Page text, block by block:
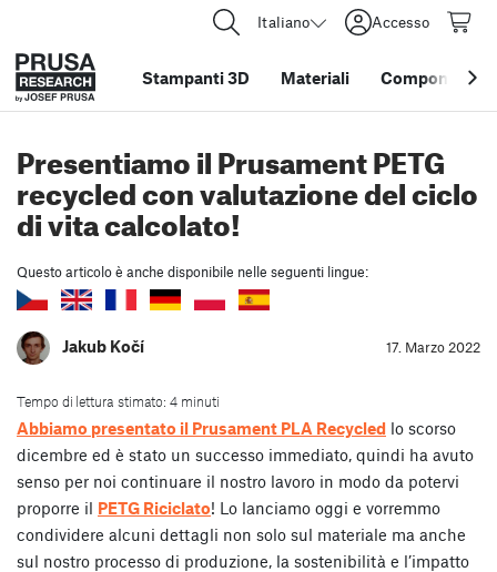
Italiano Accesso
Stampanti 3D Materiali Componenti e
Presentiamo il Prusament PETG
recycled con valutazione del ciclo
di vita calcolato!
Questo articolo è anche disponibile nelle seguenti lingue:
Jakub Kočí 17. Marzo 2022
Tempo di lettura stimato: 4 minuti
Abbiamo presentato il Prusament PLA Recycled lo scorso
dicembre ed è stato un successo immediato, quindi ha avuto
senso per noi continuare il nostro lavoro in modo da potervi
proporre il PETG Riciclato! Lo lanciamo oggi e vorremmo
condividere alcuni dettagli non solo sul materiale ma anche
sul nostro processo di produzione, la sostenibilità e l’impatto